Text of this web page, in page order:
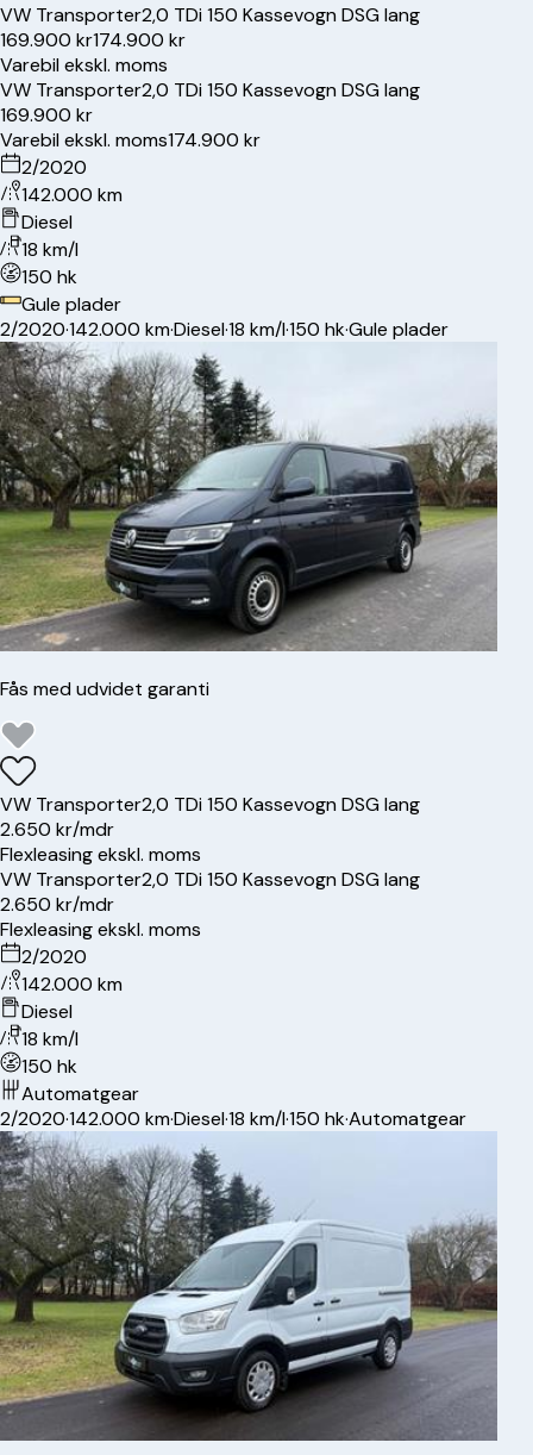
VW Transporter2,0 TDi 150 Kassevogn DSG lang
169.900 kr174.900 kr
Varebil ekskl. moms
VW Transporter2,0 TDi 150 Kassevogn DSG lang
169.900 kr
Varebil ekskl. moms174.900 kr
2/2020
142.000 km
Diesel
18 km/l
150 hk
Gule plader
2/2020·142.000 km·Diesel·18 km/l·150 hk·Gule plader
Fås med udvidet garanti
VW Transporter2,0 TDi 150 Kassevogn DSG lang
2.650 kr/mdr
Flexleasing ekskl. moms
VW Transporter2,0 TDi 150 Kassevogn DSG lang
2.650 kr/mdr
Flexleasing ekskl. moms
2/2020
142.000 km
Diesel
18 km/l
150 hk
Automatgear
2/2020·142.000 km·Diesel·18 km/l·150 hk·Automatgear